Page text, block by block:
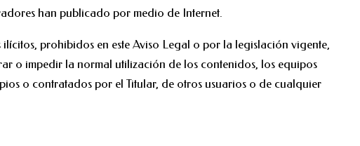
han publicado por medio de Internet.
prohibidos en este Aviso Legal o por la legislación vigente,
o impedir la normal utilización de los contenidos, los equipos
o contratados por el Titular, de otros usuarios o de cualquier